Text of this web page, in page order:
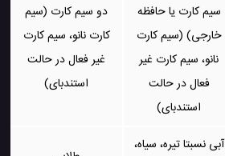
سیم کارت یا حافظه
خارجی) (سیم کارت
نانو، سیم کارت غیر
فعال در حالت
استندبای)
دو سیم کارت (سیم
کارت نانو، سیم کارت
غیر فعال در حالت
استندبای)
آبی نسبتا تیره، سیاه،